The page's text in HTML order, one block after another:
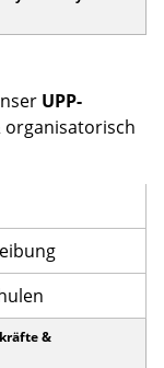
UPP-
&